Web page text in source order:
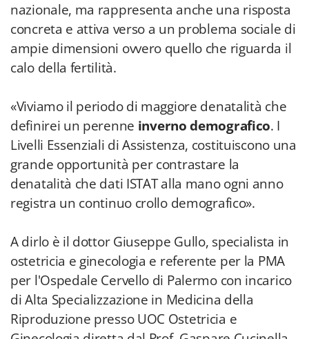
nazionale, ma rappresenta anche una risposta
concreta e attiva verso a un problema sociale di
ampie dimensioni ovvero quello che riguarda il
calo della fertilità.
«Viviamo il periodo di maggiore denatalità che
definirei un perenne inverno demografico. I
Livelli Essenziali di Assistenza, costituiscono una
grande opportunità per contrastare la
denatalità che dati ISTAT alla mano ogni anno
registra un continuo crollo demografico».
A dirlo è il dottor Giuseppe Gullo, specialista in
ostetricia e ginecologia e referente per la PMA
per l'Ospedale Cervello di Palermo con incarico
di Alta Specializzazione in Medicina della
Riproduzione presso UOC Ostetricia e